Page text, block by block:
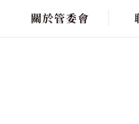
關於管委會